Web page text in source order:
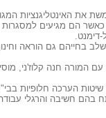
את האינטליגנציות
כאשר הם מגיעים למסגרות
דימנט.
גם הוראה
עם המורה חנה קלוז'ני,
הערכה חלופיות
חשיבה והרגלי